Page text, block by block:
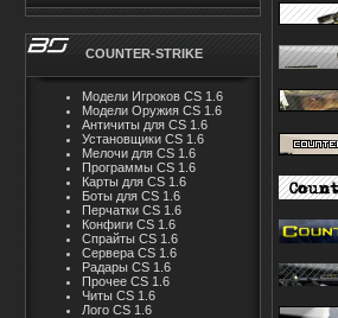
COUNTER-STRIKE
Модели Игроков CS 1.6
Модели Оружия CS 1.6
Античиты для CS 1.6
Установщики CS 1.6
Мелочи для CS 1.6
Программы CS 1.6
Карты для CS 1.6
Боты для CS 1.6
Перчатки CS 1.6
Конфиги CS 1.6
Спрайты CS 1.6
Сервера CS 1.6
Радары CS 1.6
Прочее CS 1.6
Читы CS 1.6
Лого CS 1.6